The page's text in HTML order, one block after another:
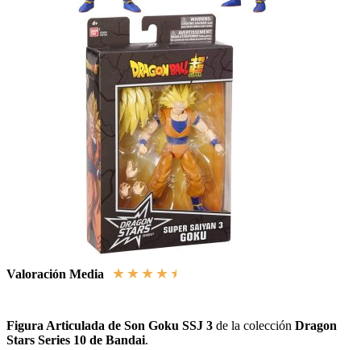
Valoración Media ★ ★ ★ ★ ★
Figura Articulada de Son Goku SSJ 3 de la colección Dragon
Stars Series 10 de Bandai.